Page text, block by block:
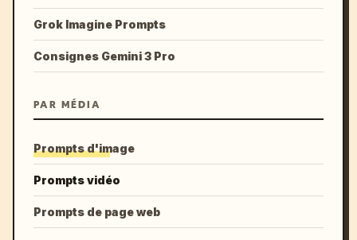
Grok Imagine Prompts
Consignes Gemini 3 Pro
PAR MÉDIA
Prompts d'image
Prompts vidéo
Prompts de page web